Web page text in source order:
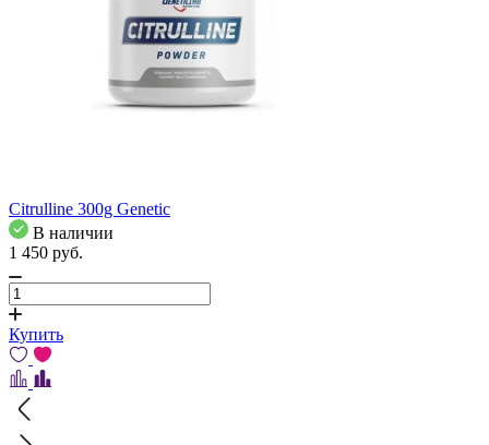
Citrulline 300g Genetic
В наличии
1 450 pуб.
Купить